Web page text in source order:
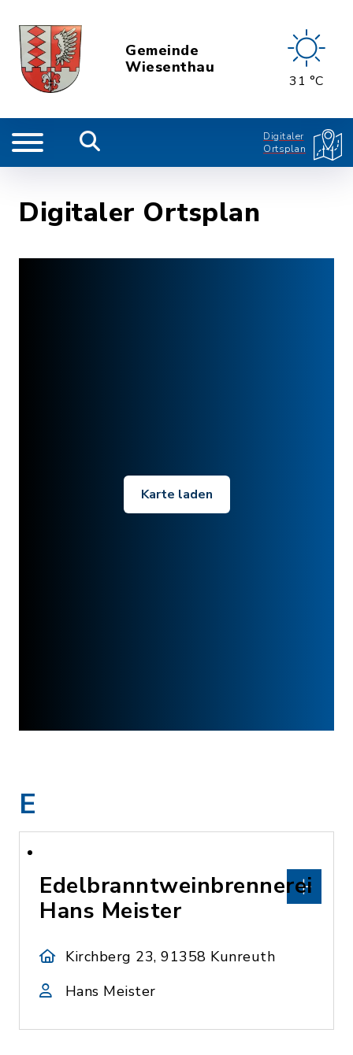
Gemeinde
Wiesenthau
31 °C
Digitaler
Ortsplan
Digitaler Ortsplan
Karte laden
E
Edelbranntweinbrennerei
Hans Meister
Kirchberg 23, 91358 Kunreuth
Hans Meister